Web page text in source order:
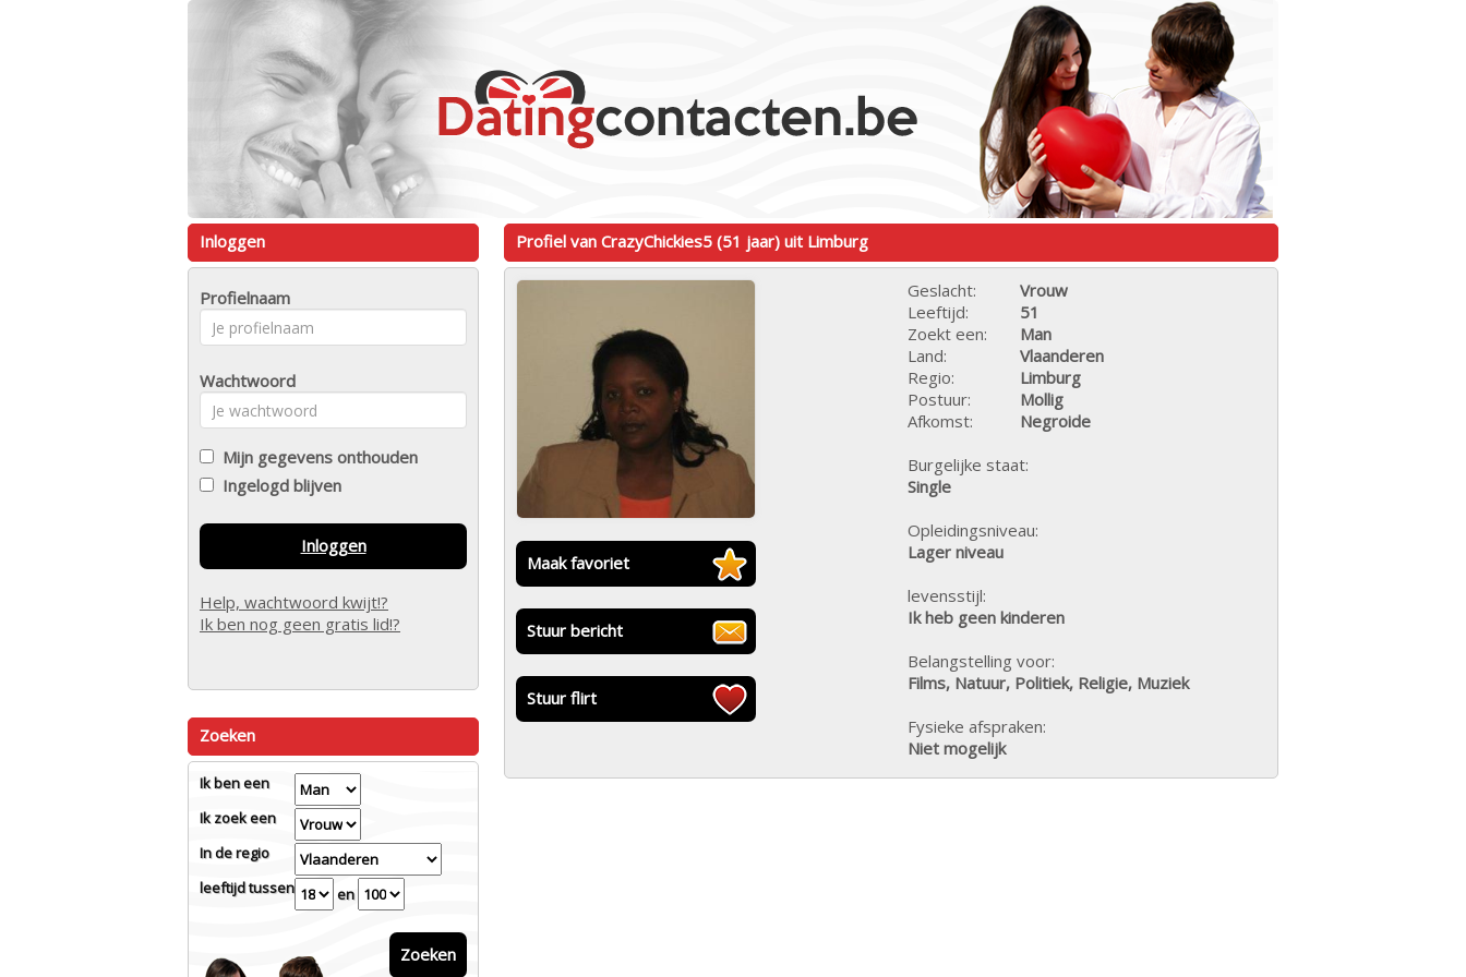
Profiel van CrazyChickies5 (51 jaar) uit Limburg
Maak favoriet
Stuur bericht
Stuur flirt
Geslacht:
Vrouw
Leeftijd:
51
Zoekt een:
Man
Land:
Vlaanderen
Regio:
Limburg
Postuur:
Mollig
Afkomst:
Negroide
Burgelijke staat:
Single
Opleidingsniveau:
Lager niveau
levensstijl:
Ik heb geen kinderen
Belangstelling voor:
Films, Natuur, Politiek, Religie, Muziek
Fysieke afspraken:
Niet mogelijk
Inloggen
Profielnaam
Wachtwoord
Mijn gegevens onthouden
Ingelogd blijven
Inloggen
Help, wachtwoord kwijt!?
Ik ben nog geen gratis lid!?
Zoeken
Ik ben een
Ik zoek een
In de regio
leeftijd tussen
en
Zoeken